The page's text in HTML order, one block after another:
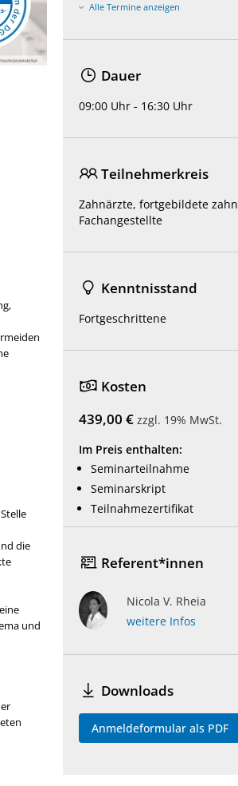
die
und
Alle Termine anzeigen
Dauer
09:00 Uhr - 16:30 Uhr
Teilnehmerkreis
Zahnärzte, fortgebildete
Fachangestellte
Kenntnisstand
Fortgeschrittene
Kosten
439,00 €zzgl. 19% MwSt.
Im Preis enthalten:
Seminarteilnahme
Seminarskript
Teilnahmezertifikat
Referent*innen
Nicola V. Rheia
weitere Infos
Downloads
Anmeldeformular als PDF